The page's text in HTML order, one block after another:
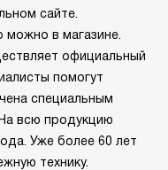
сайте.
можно в магазине.
официальный
помогут
специальным
всю продукцию
Уже более 60 лет
технику.